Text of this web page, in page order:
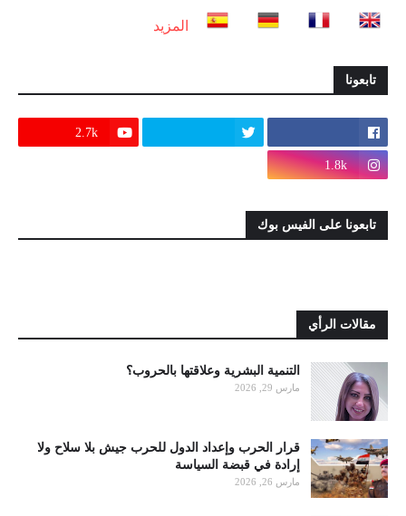
المزيد
تابعونا
2.7k
1.8k
تابعونا على الفيس بوك
مقالات الرأي
التنمية البشرية وعلاقتها بالحروب؟
مارس 29, 2026
قرار الحرب وإعداد الدول للحرب جيش بلا سلاح ولا
إرادة في قبضة السياسة
مارس 26, 2026